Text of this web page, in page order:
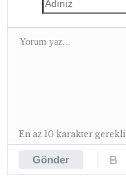
Gönder
En az 10 karakter gerekli